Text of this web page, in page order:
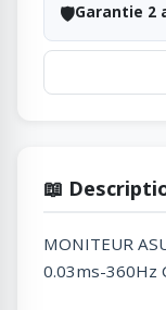
🛡️Garantie 2
📖
MONITEUR
0.03ms-360Hz